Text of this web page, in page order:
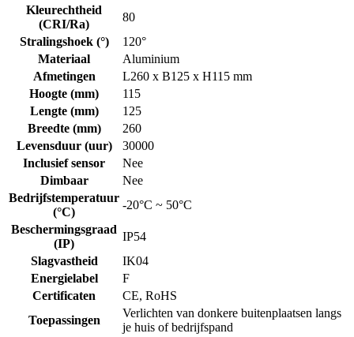
Kleurechtheid
(CRI/Ra)
80
Stralingshoek (°)
120°
Materiaal
Aluminium
Afmetingen
L260 x B125 x H115 mm
Hoogte (mm)
115
Lengte (mm)
125
Breedte (mm)
260
Levensduur (uur)
30000
Inclusief sensor
Nee
Dimbaar
Nee
Bedrijfstemperatuur
(°C)
-20°C ~ 50°C
Beschermingsgraad
(IP)
IP54
Slagvastheid
IK04
Energielabel
F
Certificaten
CE, RoHS
Toepassingen
Verlichten van donkere buitenplaatsen langs
je huis of bedrijfspand